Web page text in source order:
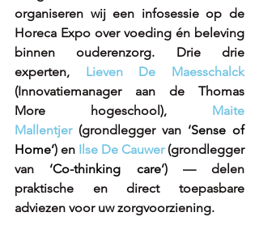
organiseren wij een infosessie op de
Horeca Expo over voeding én beleving
binnen ouderenzorg. Drie drie
experten, Lieven De Maesschalck
(Innovatiemanager aan de Thomas
More hogeschool), Maite
Mallentjer (grondlegger van ‘Sense of
Home’) en Ilse De Cauwer (grondlegger
van ‘Co-thinking care’) — delen
praktische en direct toepasbare
adviezen voor uw zorgvoorziening.